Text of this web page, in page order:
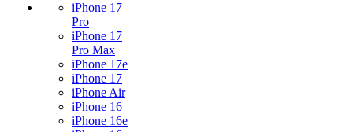
iPhone 17
Pro
iPhone 17
Pro Max
iPhone 17e
iPhone 17
iPhone Air
iPhone 16
iPhone 16e